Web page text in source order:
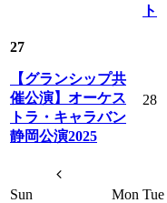
ト
27
【グランシップ共
催公演】オーケス
トラ・キャラバン
静岡公演2025
28
Sun
Mon Tue